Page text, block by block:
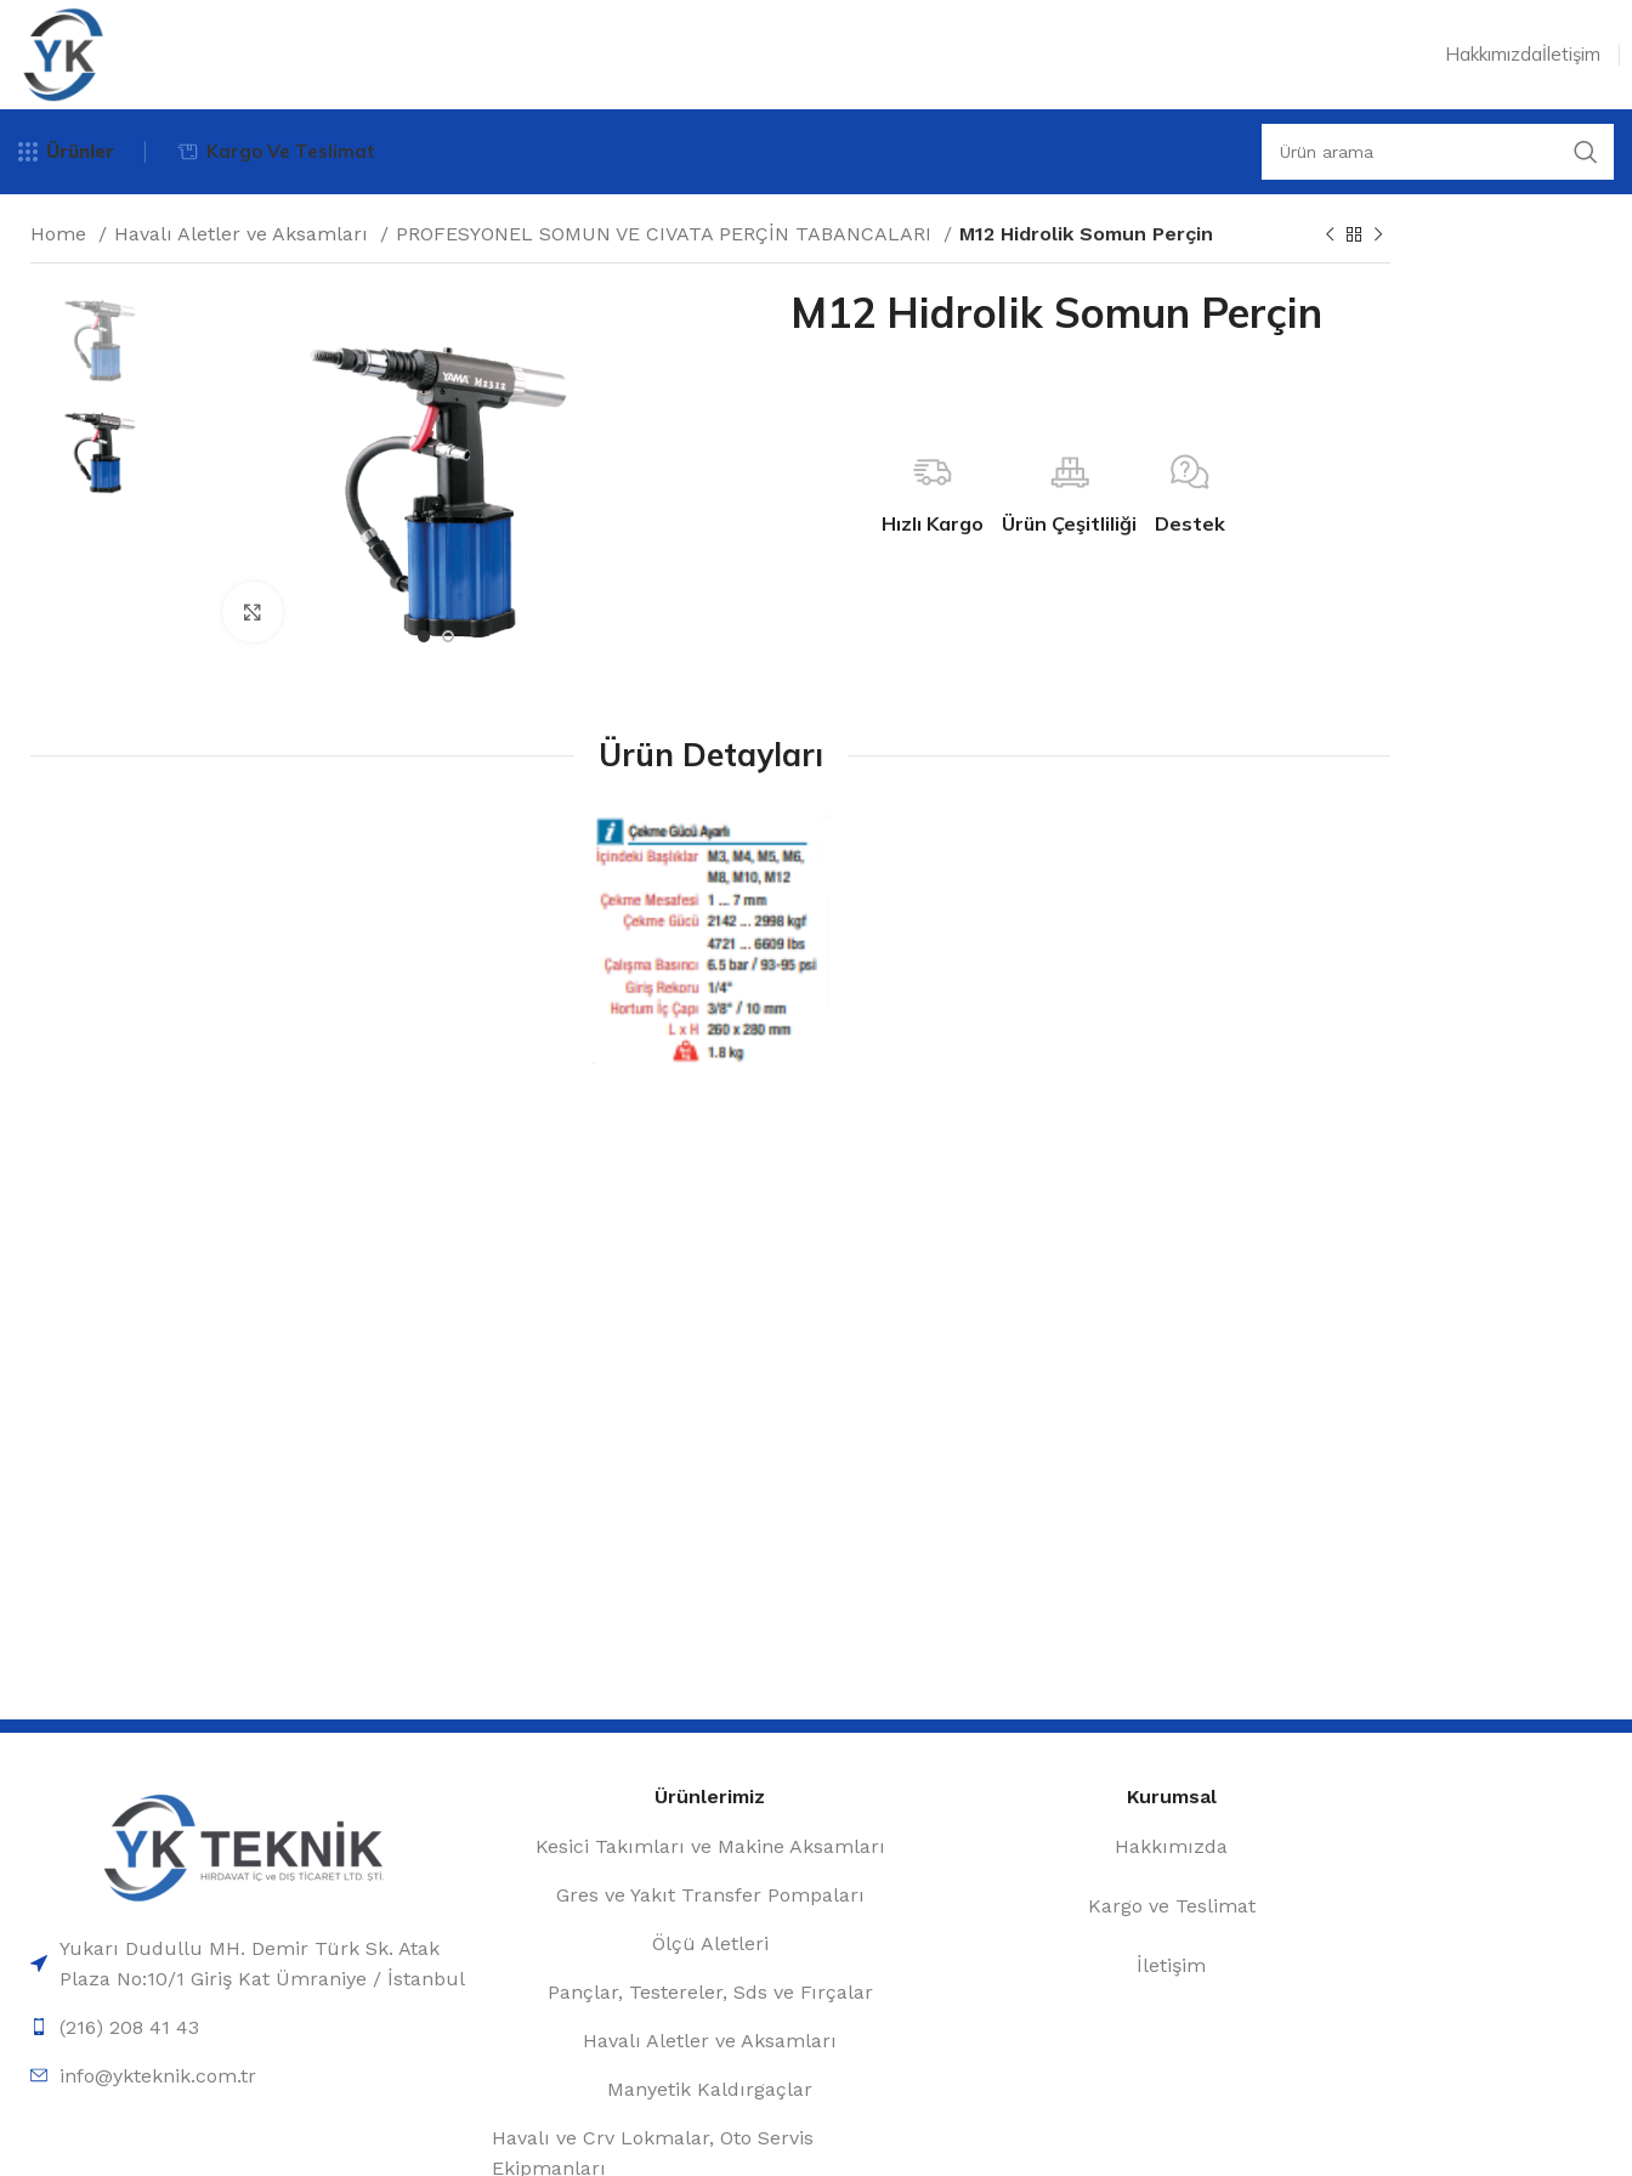
Hakkımızdaİletişim
Ürünler Kargo Ve Teslimat
Home Havalı Aletler ve Aksamları PROFESYONEL SOMUN VE CIVATA PERÇİN TABANCALARI M12 Hidrolik Somun Perçin
Büyütmek için tıklayın
M12 Hidrolik Somun Perçin
Hızlı Kargo Ürün Çeşitliliği Destek
Ürün Detayları
Yukarı Dudullu MH. Demir Türk Sk. Atak
Plaza No:10/1 Giriş Kat Ümraniye / İstanbul
(216) 208 41 43
info@ykteknik.com.tr
Ürünlerimiz
Kesici Takımları ve Makine Aksamları
Gres ve Yakıt Transfer Pompaları
Ölçü Aletleri
Pançlar, Testereler, Sds ve Fırçalar
Havalı Aletler ve Aksamları
Manyetik Kaldırgaçlar
Havalı ve Crv Lokmalar, Oto Servis
Ekipmanları
Kurumsal
Hakkımızda
Kargo ve Teslimat
İletişim